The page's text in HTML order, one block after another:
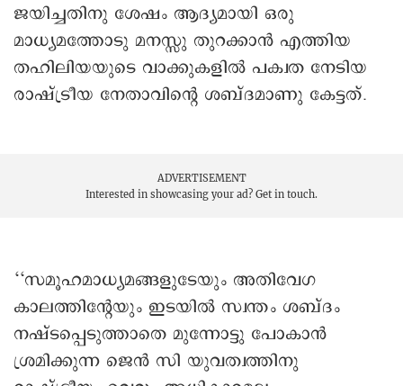
ജയിച്ചതിനു ശേഷം ആദ്യമായി ഒരു
മാധ്യമത്തോടു മനസ്സു തുറക്കാൻ എത്തിയ
തഹിലിയയുടെ വാക്കുകളിൽ പക്വത നേടിയ
രാഷ്ട്രീയ നേതാവിന്റെ ശബ്ദമാണു കേട്ടത്.
ADVERTISEMENT
Interested in showcasing your ad? Get in touch.
‘‘സമൂഹമാധ്യമങ്ങളുടേയും അതിവേഗ
കാലത്തിന്റേയും ഇടയിൽ സ്വന്തം ശബ്ദം
നഷ്ടപ്പെടുത്താതെ മുന്നോട്ടു പോകാൻ
ശ്രമിക്കുന്ന ജെൻ സി യുവത്വത്തിനു